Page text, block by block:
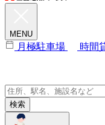
MENU
月極駐車場 時間
検索